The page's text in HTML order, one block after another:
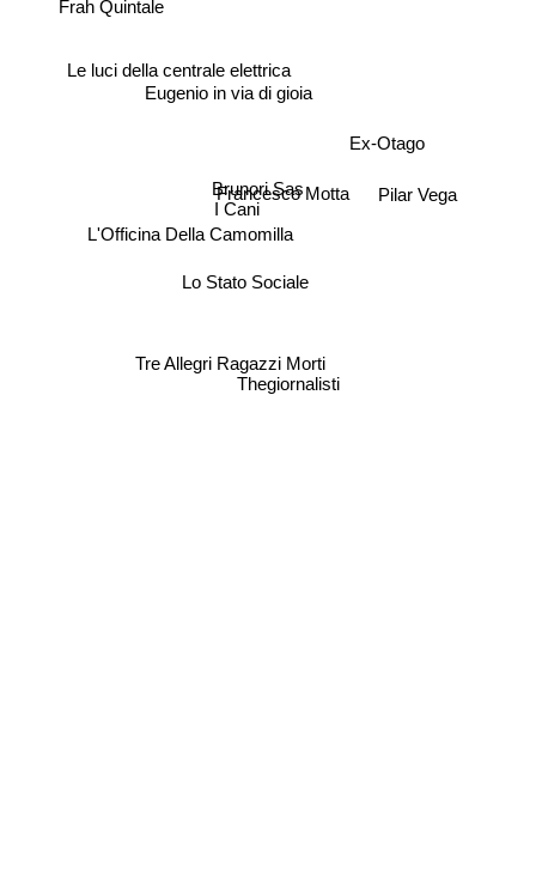
Brunori Sas
I Cani
Francesco Motta
Ex-Otago
Eugenio in via di gioia
Lo Stato Sociale
L'Officina Della Camomilla
Le luci della centrale elettrica
Thegiornalisti
Tre Allegri Ragazzi Morti
Frah Quintale